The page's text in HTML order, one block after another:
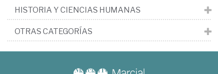
HISTORIA Y CIENCIAS HUMANAS
OTRAS CATEGORÍAS